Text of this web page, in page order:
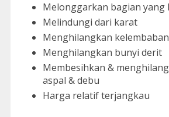
Melonggarkan bagian yang
Melindungi dari karat
Menghilangkan kelembaban
Menghilangkan bunyi derit
Membesihkan &
aspal & debu
Harga relatif terjangkau